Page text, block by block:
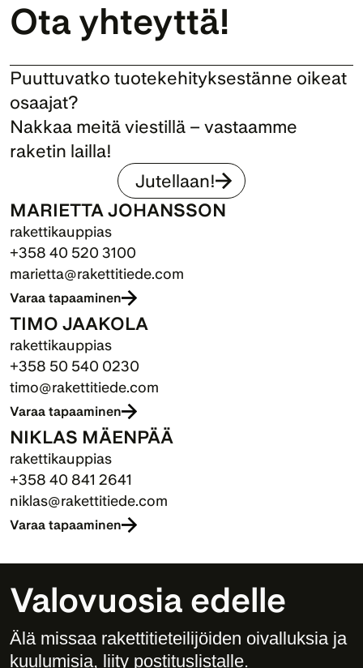
Ota yhteyttä!
Puuttuvatko tuotekehityksestänne oikeat
osaajat?
Nakkaa meitä viestillä – vastaamme
raketin lailla!
Jutellaan!
MARIETTA JOHANSSON
rakettikauppias
+358 40 520 3100
marietta@rakettitiede.com
Varaa tapaaminen
TIMO JAAKOLA
rakettikauppias
+358 50 540 0230
timo@rakettitiede.com
Varaa tapaaminen
NIKLAS MÄENPÄÄ
rakettikauppias
+358 40 841 2641
niklas@rakettitiede.com
Varaa tapaaminen
Valovuosia edelle
Älä missaa rakettitieteilijöiden oivalluksia ja
kuulumisia, liity postituslistalle.